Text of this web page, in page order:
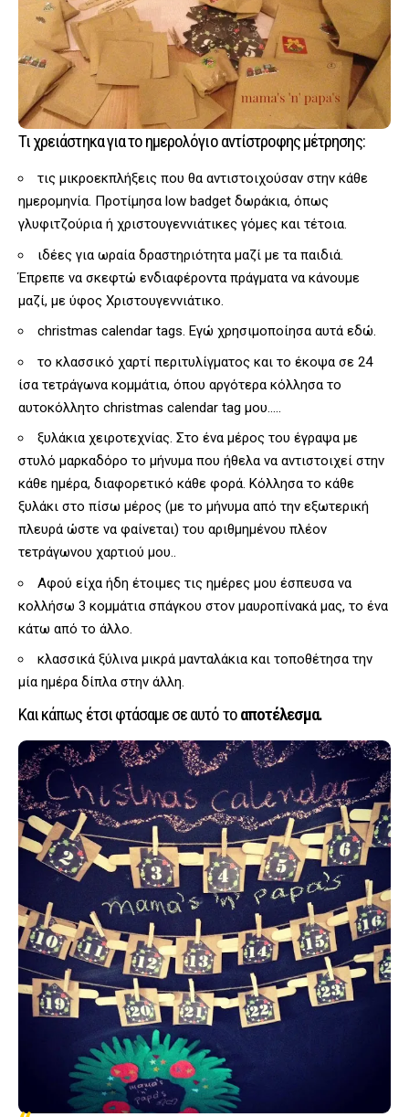
Τι χρειάστηκα για το ημερολόγιο αντίστροφης μέτρησης:
τις μικροεκπλήξεις που θα αντιστοιχούσαν στην κάθε
ημερομηνία. Προτίμησα low badget δωράκια, όπως
γλυφιτζούρια ή χριστουγεννιάτικες γόμες και τέτοια.
ιδέες για ωραία δραστηριότητα μαζί με τα παιδιά.
Έπρεπε να σκεφτώ ενδιαφέροντα πράγματα να κάνουμε
μαζί, με ύφος Χριστουγεννιάτικο.
christmas calendar tags. Εγώ χρησιμοποίησα αυτά εδώ.
το κλασσικό χαρτί περιτυλίγματος και το έκοψα σε 24
ίσα τετράγωνα κομμάτια, όπου αργότερα κόλλησα το
αυτοκόλλητο christmas calendar tag μου…..
ξυλάκια χειροτεχνίας. Στο ένα μέρος του έγραψα με
στυλό μαρκαδόρο το μήνυμα που ήθελα να αντιστοιχεί στην
κάθε ημέρα, διαφορετικό κάθε φορά. Κόλλησα το κάθε
ξυλάκι στο πίσω μέρος (με το μήνυμα από την εξωτερική
πλευρά ώστε να φαίνεται) του αριθμημένου πλέον
τετράγωνου χαρτιού μου..
Αφού είχα ήδη έτοιμες τις ημέρες μου έσπευσα να
κολλήσω 3 κομμάτια σπάγκου στον μαυροπίνακά μας, το ένα
κάτω από το άλλο.
κλασσικά ξύλινα μικρά μανταλάκια και τοποθέτησα την
μία ημέρα δίπλα στην άλλη.
Και κάπως έτσι φτάσαμε σε αυτό τοαποτέλεσμα.